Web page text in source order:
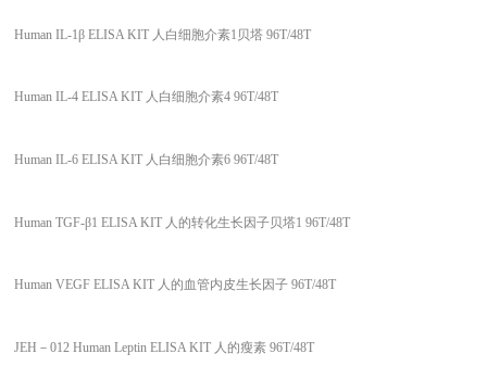
Human IL-1β ELISA KIT 人白细胞介素1贝塔 96T/48T
Human IL-4 ELISA KIT 人白细胞介素4 96T/48T
Human IL-6 ELISA KIT 人白细胞介素6 96T/48T
Human TGF-β1 ELISA KIT 人的转化生长因子贝塔1 96T/48T
Human VEGF ELISA KIT 人的血管内皮生长因子 96T/48T
JEH －012 Human Leptin ELISA KIT 人的瘦素 96T/48T